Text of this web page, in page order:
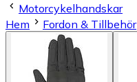
Motorcykelhandskar
Hem
Fordon & Tillbehör